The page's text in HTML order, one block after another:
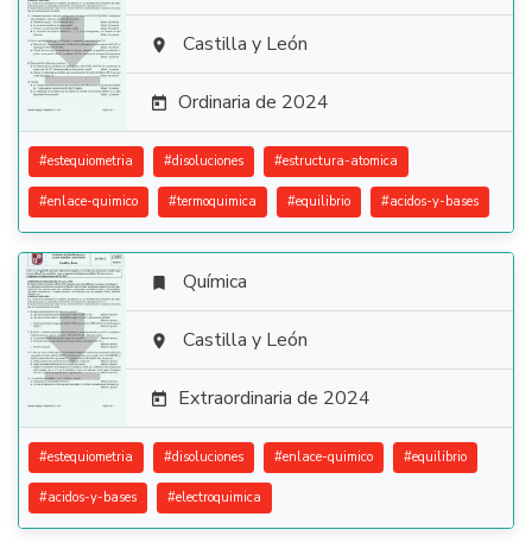
  Castilla y León
 Ordinaria de 2024
#estequiometria #disoluciones #estructura-atomica
#enlace-quimico #termoquimica #equilibrio #acidos-y-bases

 Química
 Castilla y León
 Extraordinaria de 2024
#estequiometria #disoluciones #enlace-quimico #equilibrio
#acidos-y-bases #electroquimica